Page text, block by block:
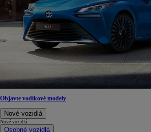
Objavte vodíkové modely
Nové vozidlá
Nové vozidlá
Osobné vozidlá